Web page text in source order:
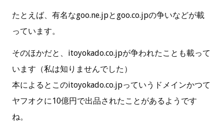
たとえば、有名なgoo.ne.jpとgoo.co.jpの争いなどが載
っています。
そのほかだと、itoyokado.co.jpが争われたことも載って
います（私は知りませんでした）
本によるとこのitoyokado.co.jpっていうドメインかつて
ヤフオクに10億円で出品されたことがあるようです
ね。